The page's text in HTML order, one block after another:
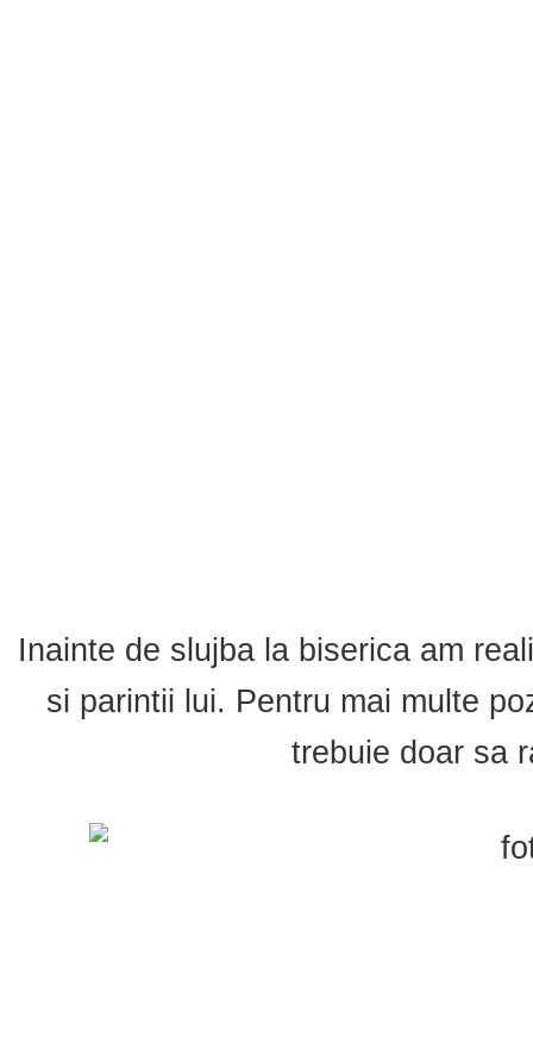
Inainte de slujba la biserica am
si parintii lui. Pentru mai multe
trebuie doar sa